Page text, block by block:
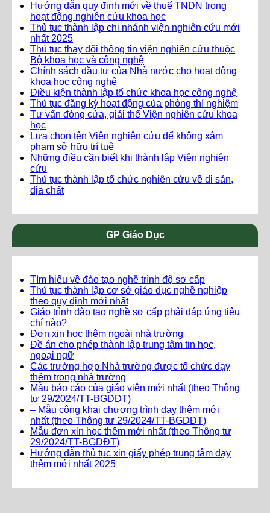
Hướng dẫn quy định mới về thuế TNDN trong
hoạt động nghiên cứu khoa học
Thủ tục thành lập chi nhánh viện nghiên cứu mới
nhất 2025
Thủ tục thay đổi thông tin viện nghiên cứu thuộc
Bộ khoa học và công nghệ
Chính sách đầu tư của Nhà nước cho hoạt động
khoa học công nghệ
Điều kiện thành lập tổ chức khoa học công nghệ
Thủ tục đăng ký hoạt động của phòng thí nghiệm
Tư vấn đóng cửa, giải thể Viện nghiên cứu khoa
học
Lựa chọn tên Viện nghiên cứu để không xâm
phạm sở hữu trí tuệ
Những điều cần biết khi thành lập Viện nghiên
cứu
Thủ tục thành lập tổ chức nghiên cứu về di sản,
địa chất
GP Giáo Dục
Tìm hiểu về đào tạo nghề trình độ sơ cấp
Thủ tục thành lập cơ sở giáo dục nghề nghiệp
theo quy định mới nhất
Giáo trình đào tạo nghề sơ cấp phải đáp ứng tiêu
chí nào?
Đơn xin học thêm ngoài nhà trường
Đề án cho phép thành lập trung tâm tin học,
ngoại ngữ
Các trường hợp Nhà trường được tổ chức dạy
thêm trong nhà trường
Mẫu báo cáo của giáo viên mới nhất (theo Thông
tư 29/2024/TT-BGDĐT)
– Mẫu công khai chương trình dạy thêm mới
nhất (theo Thông tư 29/2024/TT-BGDĐT)
Mẫu đơn xin học thêm mới nhất (theo Thông tư
29/2024/TT-BGDĐT)
Hướng dẫn thủ tục xin giấy phép trung tâm dạy
thêm mới nhất 2025